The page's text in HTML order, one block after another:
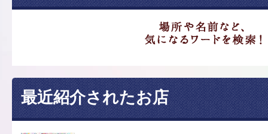
最近紹介されたお店